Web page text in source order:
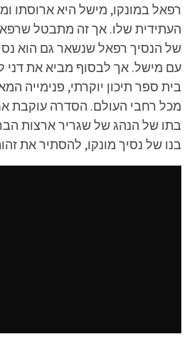
רפאל במונקו, מישל היא ארוסתו
העתידית שלו. אך זה מתבטל
של הנסיך רפאל שנשאר גם הוא
עם מישל. אך לבסוף מביא את דני
בית ספר תיכון יוקרתי, פנימייה
מכל רחבי העולם. הסדרה עוקבת
בתו של הנהג של שגריר ארצות
בנו של נסיך מונקו, להסתיר את